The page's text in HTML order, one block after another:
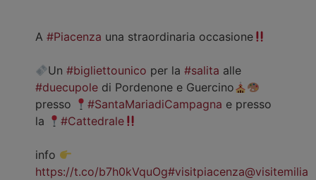
A #Piacenza una straordinaria occasione
Un#bigliettounico per la#salita alle
#duecupole di Pordenone e Guercino
presso
#SantaMariadiCampagna e presso
la
#Cattedrale
info
https://t.co/b7h0kVquOg#visitpiacenza@visitemilia